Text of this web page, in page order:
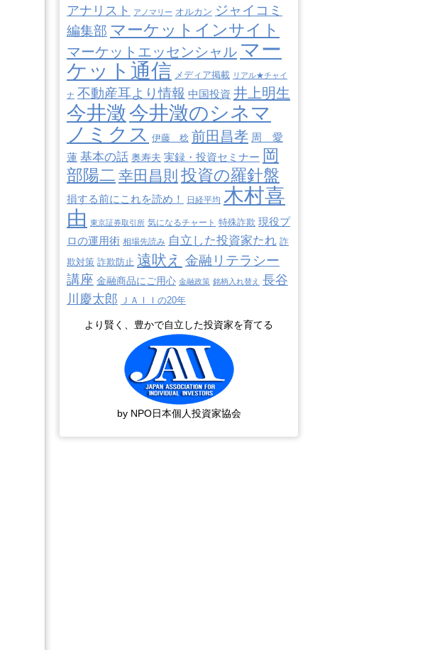
アナリスト アノマリー オルカン ジャイコミ
編集部 マーケットインサイト
マーケットエッセンシャル マー
ケット通信 メディア掲載 リアル★チャイ
ナ 不動産耳より情報 中国投資 井上明生
今井澂今井澂のシネマ
ノミクス 伊藤 稔 前田昌孝 周 愛
蓮 基本の話 奥寿夫 実録・投資セミナー 岡
部陽二 幸田昌則 投資の羅針盤
損する前にこれを読め！ 日経平均 木村喜
由 東京証券取引所 気になるチャート 特殊詐欺 現役プ
ロの運用術 相場先読み 自立した投資家たれ 詐
欺対策 詐欺防止 遠吠え 金融リテラシー
講座 金融商品にご用心 金融政策 銘柄入れ替え
長谷
川慶太郎 ＪＡＩＩの20年
より賢く、豊かで自立した投資家を育てる
by NPO日本個人投資家協会